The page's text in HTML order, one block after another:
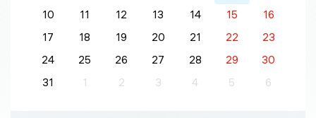
10
11 12 13 14 15
16
17
18 19 20 21 22
23
24
25 26 27 28 29
30
31
1 2 3 4 5 6